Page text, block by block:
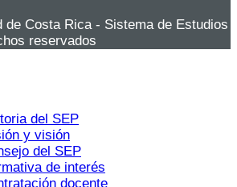
Costa Rica - Sistema de Estudios
reservados
del SEP
y visión
del SEP
de interés
docente